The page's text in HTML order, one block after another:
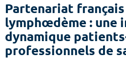
Partenariat
lymphœdème : une
dynamique
professionnels de